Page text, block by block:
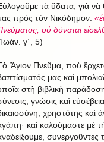
τὰ ὕδατα, γιὰ
πρὸς τὸν Νικόδημον:
οὐ δύναται
γ΄, 5)
Ἅγιον Πνεῦμα, ποὺ
μας καὶ
στὴ βιβλικὴ
γνώσις καὶ
χρηστότης καὶ
καὶ καλούμαστε μὲ
συνεργοῦντες